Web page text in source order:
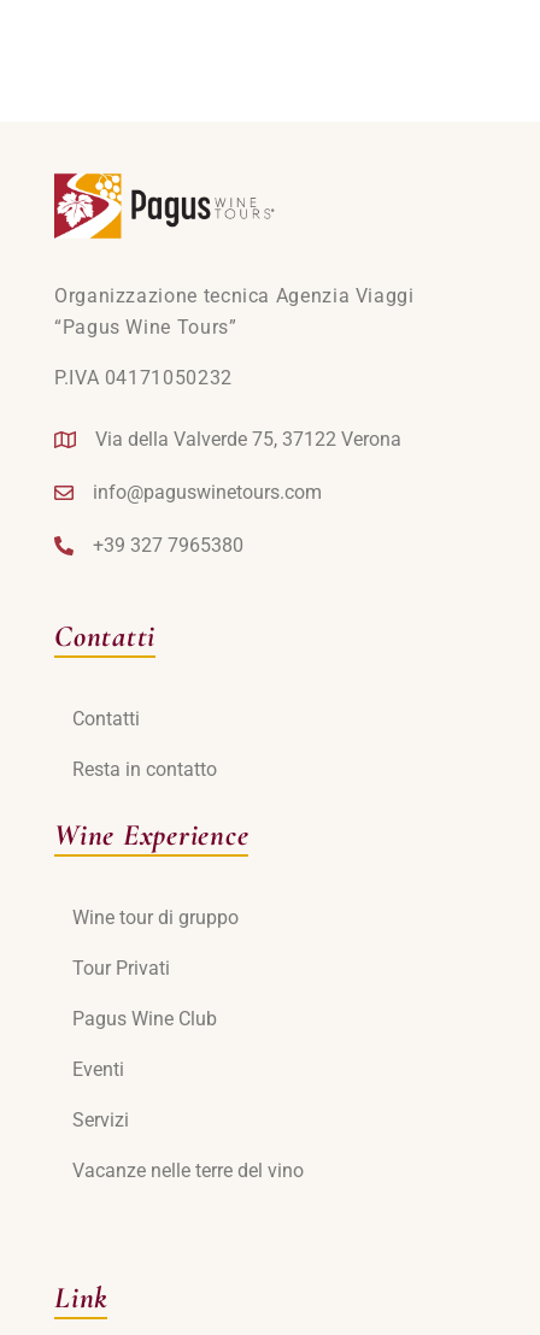
Organizzazione tecnica Agenzia Viaggi
“Pagus Wine Tours”
P.IVA 04171050232
Via della Valverde 75, 37122 Verona
info@paguswinetours.com
+39 327 7965380
Contatti
Contatti
Resta in contatto
Wine Experience
Wine tour di gruppo
Tour Privati
Pagus Wine Club
Eventi
Servizi
Vacanze nelle terre del vino
Link